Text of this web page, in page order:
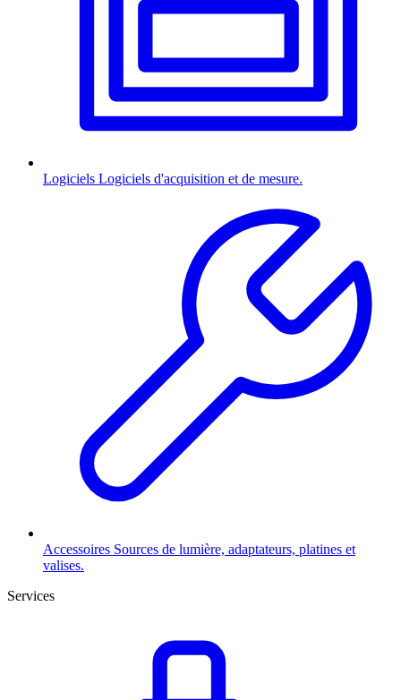
Logiciels Logiciels d'acquisition et de mesure.
Accessoires Sources de lumière, adaptateurs, platines et
valises.
Services